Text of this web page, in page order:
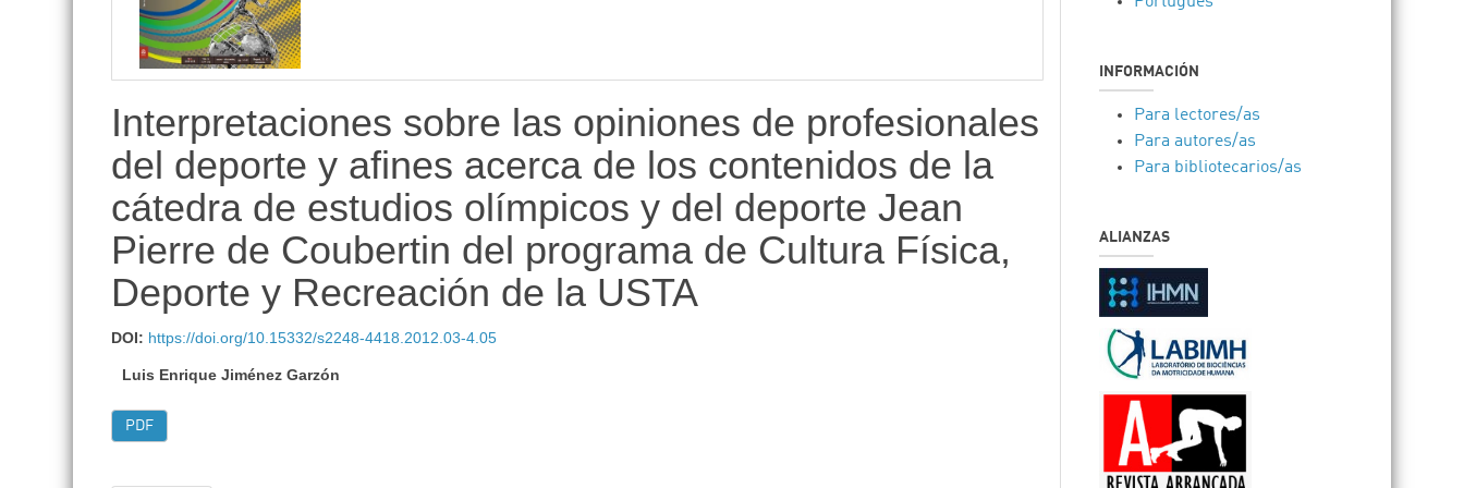
lateral
Interpretaciones sobre las opiniones de profesionales
del deporte y afines acerca de los contenidos de la
cátedra de estudios olímpicos y del deporte Jean
Pierre de Coubertin del programa de Cultura Física,
Deporte y Recreación de la USTA
DOI: https://doi.org/10.15332/s2248-4418.2012.03-4.05
Luis Enrique Jiménez Garzón
PDF
INFORMACIÓN
Para lectores/as
Para autores/as
Para bibliotecarios/as
ALIANZAS